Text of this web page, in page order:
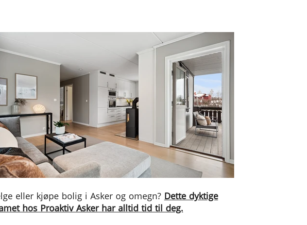
eller kjøpe bolig i Asker og omegn? Dette dyktige
hos Proaktiv Asker har alltid tid til deg.